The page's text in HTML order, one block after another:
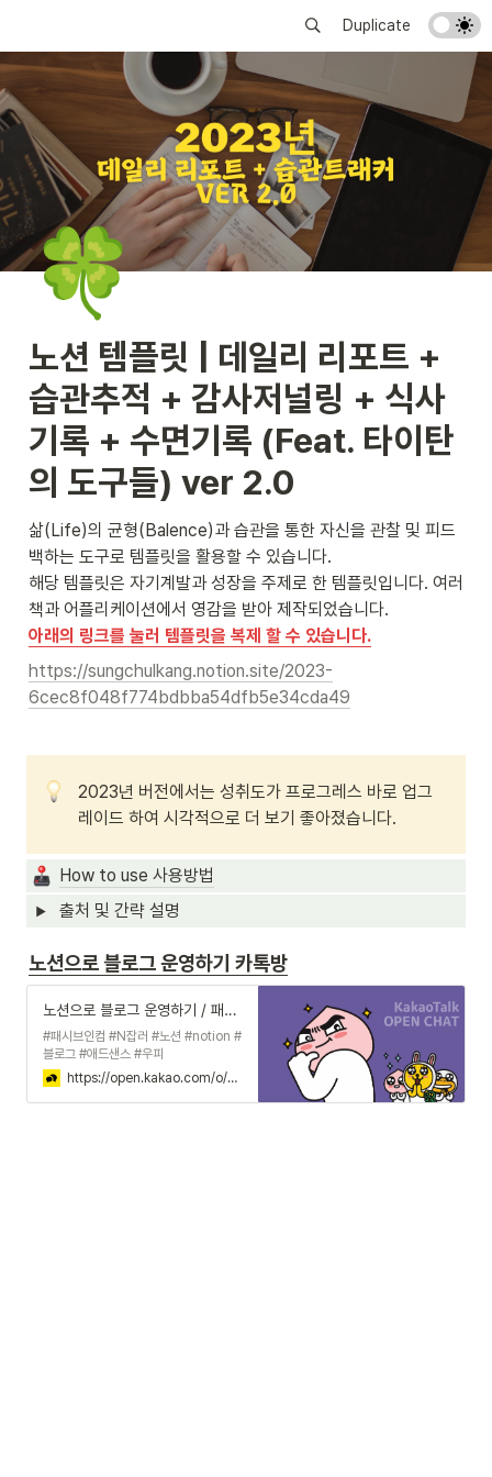
Duplicate
🍀
노션 템플릿 | 데일리 리포트 +
습관추적 + 감사저널링 + 식사
기록 + 수면기록 (Feat. 타이탄
의 도구들) ver 2.0
삶(Life)의 균형(Balence)과 습관을 통한 자신을 관찰 및 피드
백하는 도구로 템플릿을 활용할 수 있습니다.
해당 템플릿은 자기계발과 성장을 주제로 한 템플릿입니다. 여러
아래의 링크를 눌러 템플릿을 복제 할 수 있습니다.
https://sungchulkang.notion.site/2023-
6cec8f048f774bdbba54dfb5e34cda49
2023년 버전에서는 성취도가 프로그레스 바로 업그
레이드 하여 시각적으로 더 보기 좋아졌습니다.
How to use 사용방법
출처 및 간략 설명
노션으로 블로그 운영하기 카톡방
노션으로 블로그 운영하기 / 패시브인컴
#패시브인컴 #N잡러 #노션 #notion #
블로그 #애드샌스 #우피
https://open.kakao.com/o/gUHTmjaf